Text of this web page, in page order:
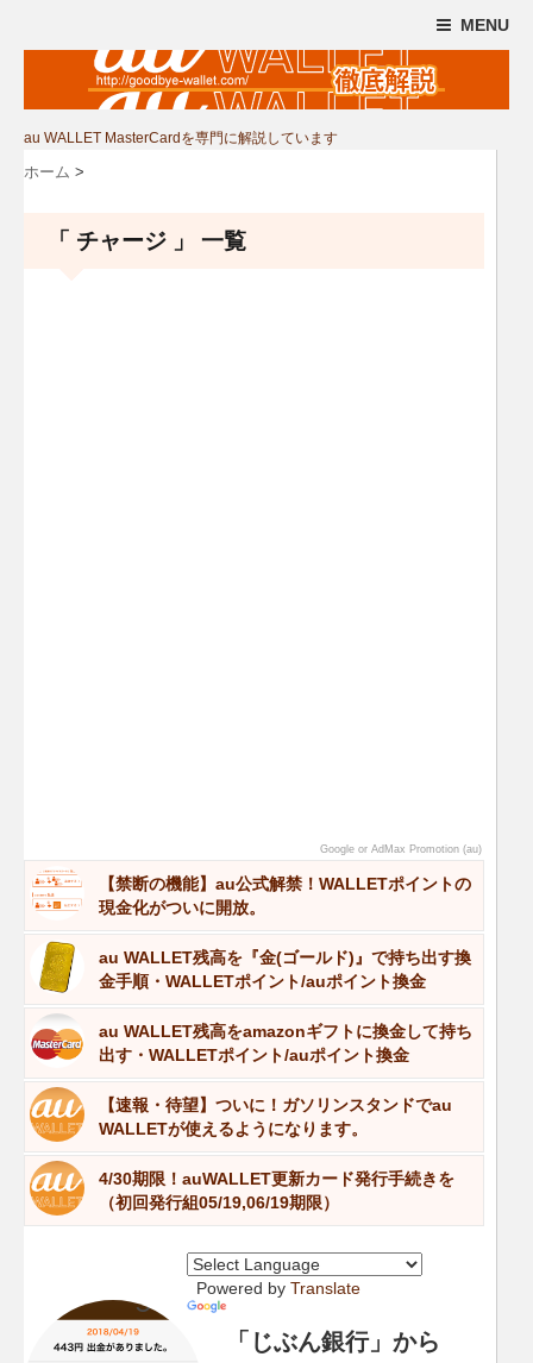
MENU
au WALLET MasterCardを専門に解説しています
ホーム >
「 チャージ 」 一覧
Google or AdMax Promotion (au)
【禁断の機能】au公式解禁！WALLETポイントの
現金化がついに開放。
au WALLET残高を『金(ゴールド)』で持ち出す換
金手順・WALLETポイント/auポイント換金
au WALLET残高をamazonギフトに換金して持ち
出す・WALLETポイント/auポイント換金
【速報・待望】ついに！ガソリンスタンドでau
WALLETが使えるようになります。
4/30期限！auWALLET更新カード発行手続きを
（初回発行組05/19,06/19期限）
Powered by Translate
「じぶん銀行」から